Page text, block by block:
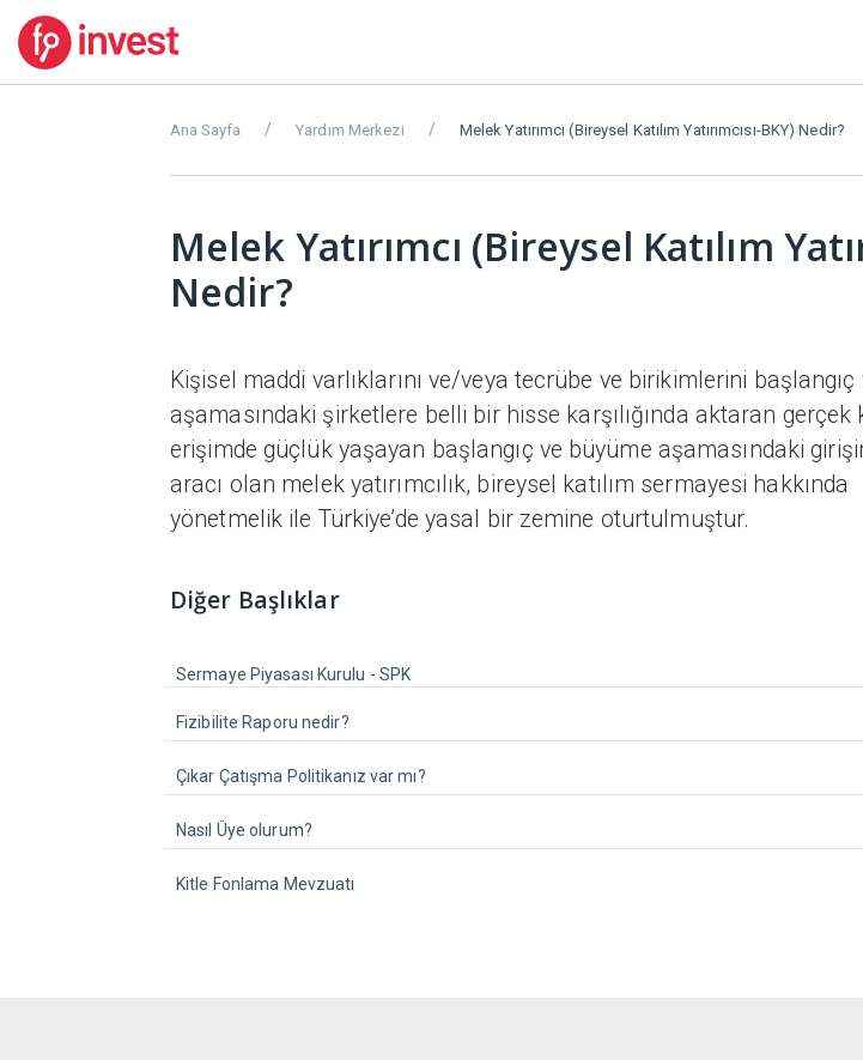
Ana Sayfa Yardım Merkezi Melek Yatırımcı (Bireysel Katılım Yatırımcısı-BKY) Nedir?
Melek Yatırımcı (Bireysel Katılım
Nedir?
Kişisel maddi varlıklarını ve/veya tecrübe ve birikimlerini
aşamasındaki şirketlere belli bir hisse karşılığında aktaran
erişimde güçlük yaşayan başlangıç ve büyüme aşamasındaki
aracı olan melek yatırımcılık, bireysel katılım sermayesi hakkında
yönetmelik ile Türkiye’de yasal bir zemine oturtulmuştur.
Diğer Başlıklar
Sermaye Piyasası Kurulu - SPK
Fizibilite Raporu nedir?
Çıkar Çatışma Politikanız var mı?
Nasıl Üye olurum?
Kitle Fonlama Mevzuatı